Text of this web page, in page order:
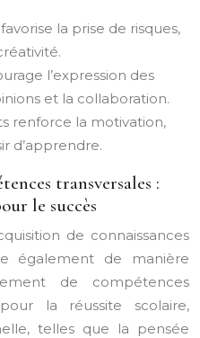
la prise de risques,
l’expression des
et la collaboration.
renforce la motivation,
d’apprendre.
transversales :
le succès
de connaissances
également de manière
de compétences
la réussite scolaire,
telles que la pensée